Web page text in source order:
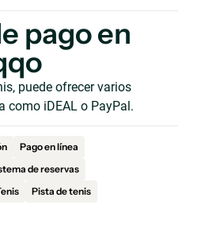
pago en
puede ofrecer varios
como iDEAL o PayPal.
Pago en línea
de reservas
Pista de tenis